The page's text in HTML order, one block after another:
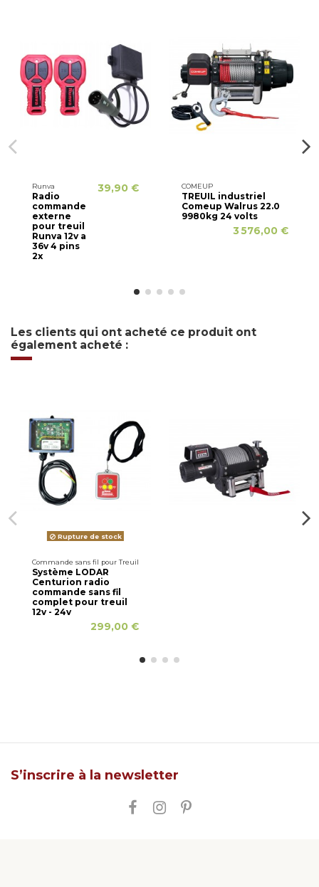
Runva
Radio
commande
externe
pour treuil
Runva 12v a
36v 4 pins
2x
39,90 € COMEUP
TREUIL industriel
Comeup Walrus 22.0
9980kg 24 volts
3 576,00 €
Les clients qui ont acheté ce produit ont
également acheté :
Rupture de stock
Commande sans fil pour Treuil
Système LODAR
Centurion radio
commande sans fil
complet pour treuil
12v - 24v
299,00 €
S’inscrire à la newsletter